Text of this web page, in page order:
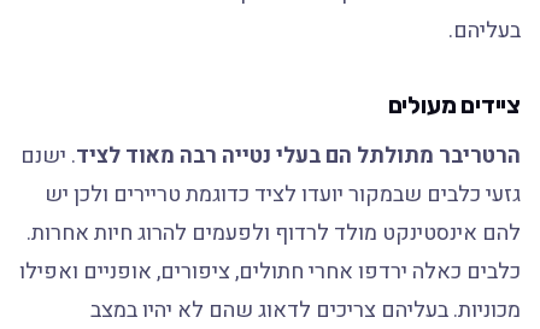
בעליהם.
ציידים מעולים
הרטריבר מתולתל הם בעלי נטייה רבה מאוד לציד. ישנם
גזעי כלבים שבמקור יועדו לציד כדוגמת טריירים ולכן יש
להם אינסטינקט מולד לרדוף ולפעמים להרוג חיות אחרות.
כלבים כאלה ירדפו אחרי חתולים, ציפורים, אופניים ואפילו
מכוניות. בעליהם צריכים לדאוג שהם לא יהיו במצב